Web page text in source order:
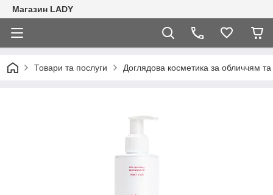
Магазин LADY
Товари та послуги Доглядова косметика за обличчям та